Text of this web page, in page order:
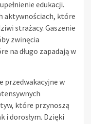
edukacji.
aktywnościach, które
strażacy. Gaszenie
zwinęcia
na długo zapadają w
przedwakacyjne w
które przynoszą
i dorosłym. Dzięki